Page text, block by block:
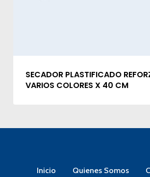
SECADOR PLASTIFICADO
VARIOS COLORES X 40 CM
Inicio Quienes Somos